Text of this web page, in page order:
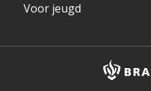
Voor jeugd